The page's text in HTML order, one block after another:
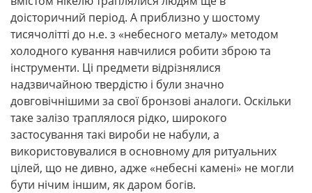
доісторичний період. А приблизно у шостому
тисячолітті до н.е. з «небесного металу» методом
холодного кування навчилися робити зброю та
інструменти. Ці предмети відрізнялися
надзвичайною твердістю і були значно
довговічнішими за свої бронзові аналоги. Оскільки
таке залізо траплялося рідко, широкого
застосування такі вироби не набули, а
використовувалися в основному для ритуальних
цілей, що не дивно, адже «небесні камені» не могли
бути нічим іншим, як даром богів.